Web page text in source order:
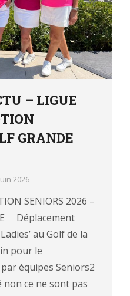
– LIGUE
GRANDE
2026
SENIORS 2026 –
Déplacement
au Golf de la
pour le
équipes Seniors2
non ce ne sont pas